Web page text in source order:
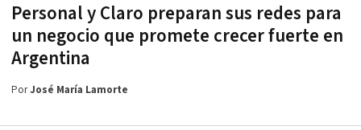
Personal y Claro preparan sus redes para
un negocio que promete crecer fuerte en
Argentina
PorJosé María Lamorte